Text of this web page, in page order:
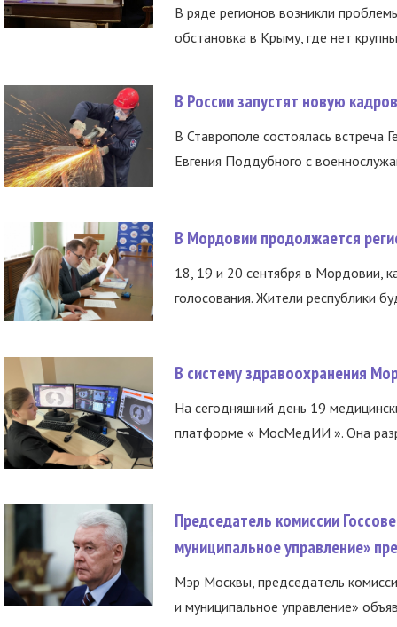
В ряде регионов возникли
обстановка в Крыму, где нет
В России запустят новую
В Ставрополе состоялась встреча
Евгения Поддубного с
В Мордовии продолжается
18, 19 и 20 сентября в Мордовии,
голосования. Жители республики
В систему здравоохранения
На сегодняшний день 19
платформе « МосМедИИ ». Она
Председатель комиссии
муниципальное управление»
Мэр Москвы, председатель
и муниципальное управление»